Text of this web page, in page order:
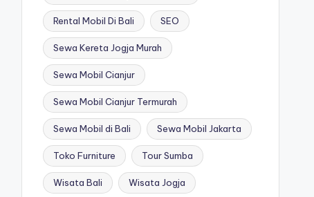
Rental Mobil Di Bali SEO
Sewa Kereta Jogja Murah
Sewa Mobil Cianjur
Sewa Mobil Cianjur Termurah
Sewa Mobil di Bali Sewa Mobil Jakarta
Toko Furniture Tour Sumba
Wisata Bali Wisata Jogja